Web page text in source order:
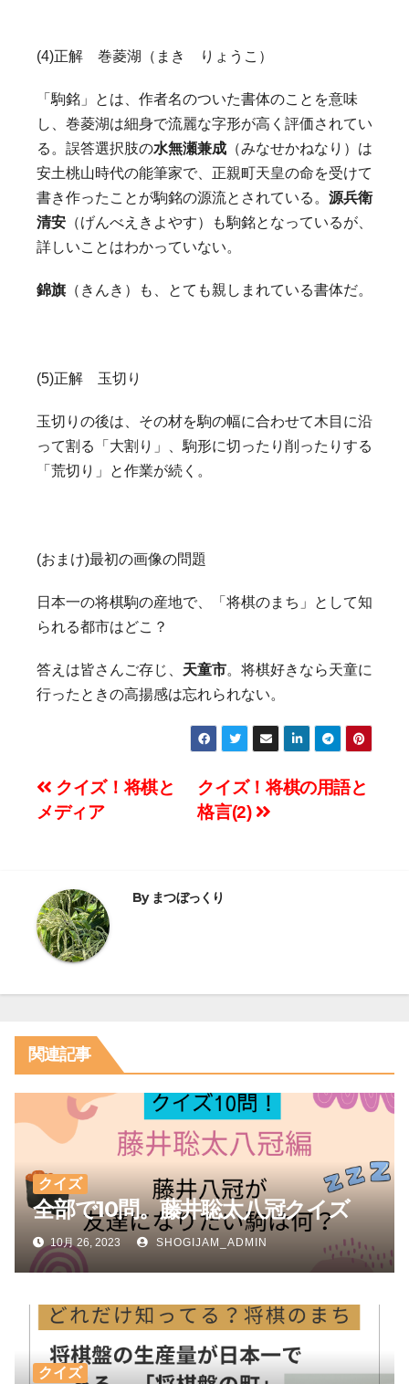
(4)正解 巻菱湖（まき りょうこ）
「駒銘」とは、作者名のついた書体のことを意味
し、巻菱湖は細身で流麗な字形が高く評価されてい
る。誤答選択肢の水無瀬兼成 （みなせかねなり）は
安土桃山時代の能筆家で、正親町天皇の命を受けて
書き作ったことが駒銘の源流とされている。 源兵衛
清安 （げんべえきよやす）も駒銘となっているが、
詳しいことはわかっていない。
錦旗 （きんき）も、とても親しまれている書体だ。
(5)正解 玉切り
玉切りの後は、その材を駒の幅に合わせて木目に沿
って割る「大割り」、駒形に切ったり削ったりする
「荒切り」と作業が続く。
(おまけ)最初の画像の問題
日本一の将棋駒の産地で、「将棋のまち」として知
られる都市はどこ？
答えは皆さんご存じ、 天童市。将棋好きなら天童に
行ったときの高揚感は忘れられない。
投
稿
ビ
ゲ
ョ
ン
クイズ！将棋の用語と
格言(2)
クイズ！将棋と
メディア
By まつぼっくり
関連記事
クイズ
全部で10問。藤井聡太八冠クイズ
10月 26, 2023 SHOGIJAM_ADMIN
クイズ